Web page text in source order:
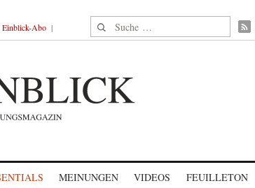
Einblick-Abo Suche nach:
MEINUNGEN VIDEOS FEUILLETON